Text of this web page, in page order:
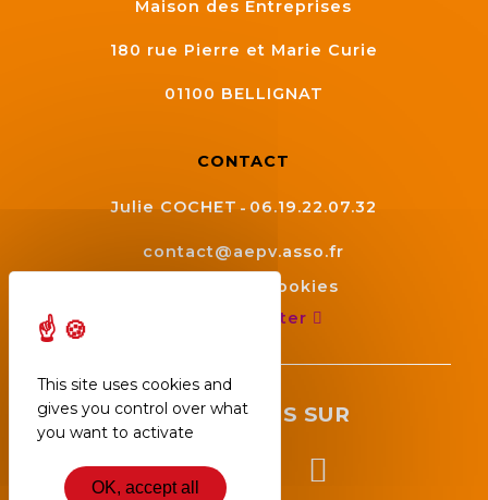
Maison des Entreprises
180 rue Pierre et Marie Curie
01100 BELLIGNAT
CONTACT
Julie COCHET 06.19.22.07.32
contact@aepv.asso.fr
Gestion des cookies
Nous contacter
SUIVEZ NOUS SUR
This site uses cookies and
gives you control over what
you want to activate
OK, accept all